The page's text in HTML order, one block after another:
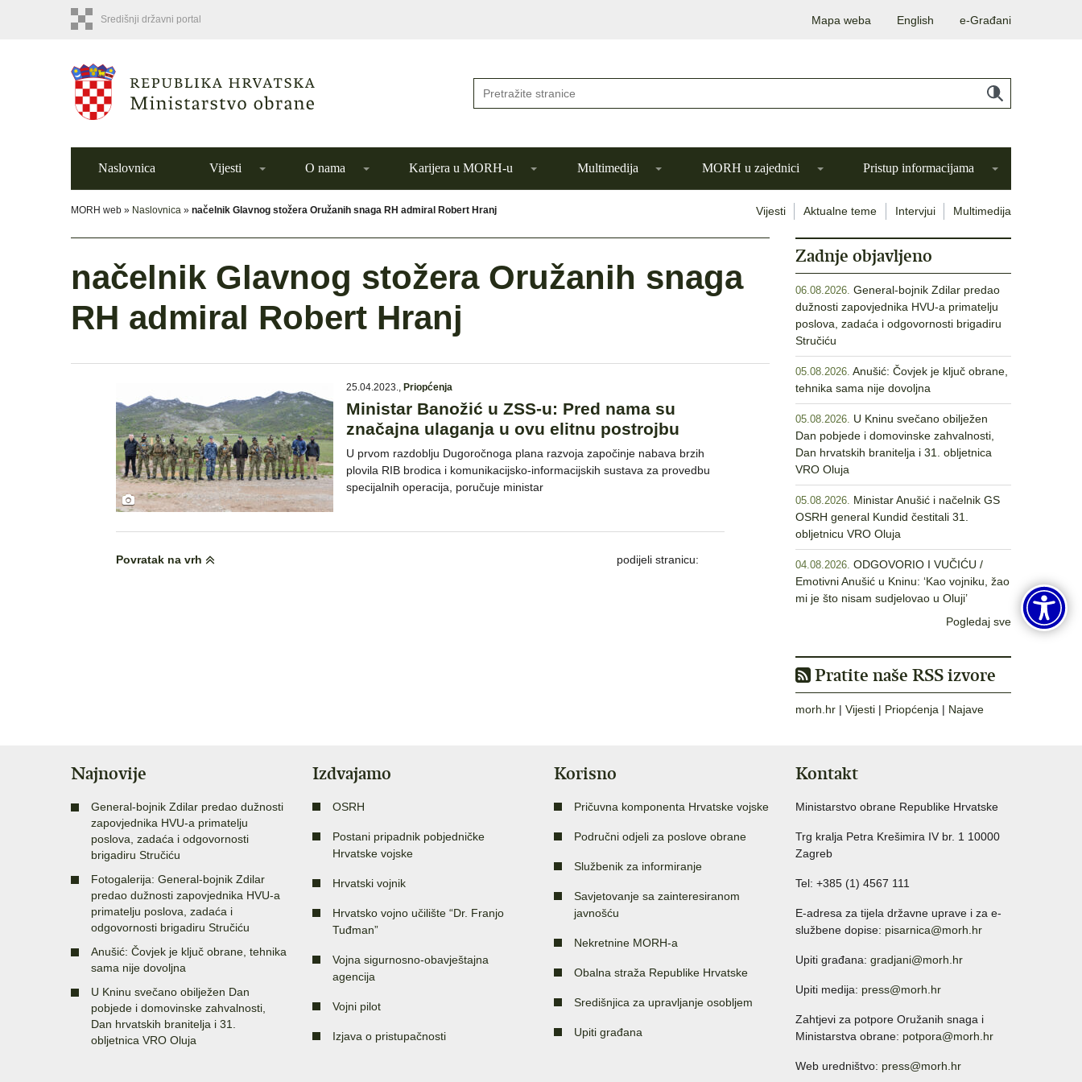
Središnji državni portal Mapa weba English e-Građani
Naslovnica Vijesti O nama Karijera u MORH-u Multimedija MORH u zajednici Pristup informacijama
MORH web » Naslovnica » načelnik Glavnog stožera Oružanih snaga RH admiral Robert Hranj Vijesti Aktualne teme Intervjui Multimedija
načelnik Glavnog stožera Oružanih snaga
RH admiral Robert Hranj
25.04.2023., Priopćenja
Ministar Banožić u ZSS-u: Pred nama su
značajna ulaganja u ovu elitnu postrojbu
U prvom razdoblju Dugoročnoga plana razvoja započinje nabava brzih
plovila RIB brodica i komunikacijsko-informacijskih sustava za provedbu
specijalnih operacija, poručuje ministar
Povratak na vrh podijeli stranicu:
Zadnje objavljeno
06.08.2026. General-bojnik Zdilar predao
dužnosti zapovjednika HVU-a primatelju
poslova, zadaća i odgovornosti brigadiru
Stručiću
05.08.2026. Anušić: Čovjek je ključ obrane,
tehnika sama nije dovoljna
05.08.2026. U Kninu svečano obilježen
Dan pobjede i domovinske zahvalnosti,
Dan hrvatskih branitelja i 31. obljetnica
VRO Oluja
05.08.2026. Ministar Anušić i načelnik GS
OSRH general Kundid čestitali 31.
obljetnicu VRO Oluja
04.08.2026. ODGOVORIO I VUČIĆU /
Emotivni Anušić u Kninu: ‘Kao vojniku, žao
mi je što nisam sudjelovao u Oluji’
Pogledaj sve
Pratite naše RSS izvore
morh.hr | Vijesti | Priopćenja | Najave
Najnovije
General-bojnik Zdilar predao dužnosti
zapovjednika HVU-a primatelju
poslova, zadaća i odgovornosti
brigadiru Stručiću
Fotogalerija: General-bojnik Zdilar
predao dužnosti zapovjednika HVU-a
primatelju poslova, zadaća i
odgovornosti brigadiru Stručiću
Anušić: Čovjek je ključ obrane, tehnika
sama nije dovoljna
U Kninu svečano obilježen Dan
pobjede i domovinske zahvalnosti,
Dan hrvatskih branitelja i 31.
obljetnica VRO Oluja
Izdvajamo
OSRH
Postani pripadnik pobjedničke
Hrvatske vojske
Hrvatski vojnik
Hrvatsko vojno učilište “Dr. Franjo
Tuđman”
Vojna sigurnosno-obavještajna
agencija
Vojni pilot
Izjava o pristupačnosti
Korisno
Pričuvna komponenta Hrvatske vojske
Područni odjeli za poslove obrane
Službenik za informiranje
Savjetovanje sa zainteresiranom
javnošću
Nekretnine MORH-a
Obalna straža Republike Hrvatske
Središnjica za upravljanje osobljem
Upiti građana
Kontakt
Ministarstvo obrane Republike Hrvatske
Trg kralja Petra Krešimira IV br. 1 10000
Zagreb
Tel: +385 (1) 4567 111
E-adresa za tijela državne uprave i za e-
službene dopise: pisarnica@morh.hr
Upiti građana: gradjani@morh.hr
Upiti medija: press@morh.hr
Zahtjevi za potpore Oružanih snaga i
Ministarstva obrane: potpora@morh.hr
Web uredništvo: press@morh.hr